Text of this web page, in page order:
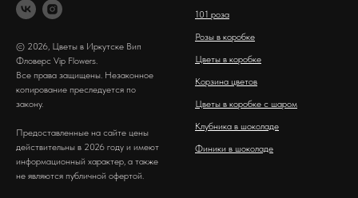
© 2026, Цветы в Иркутске Вип
Фловерс Vip Flowers.
Все права защищены. Незаконное
копирование преследуется по
закону.
Предоставленные на сайте цены
действительны в 2026 году и имеют
информационный характер, а также
не являются публичной офертой.
101 роза
Розы в коробке
Цветы в коробке
Корзина цветов
Цветы в коробке с шаром
Клубника в шоколаде
Финики в шоколаде